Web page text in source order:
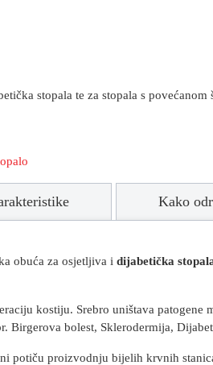
stopala te za stopala s
Kako
obuća za osjetljiva i dijabetička
kostiju. Srebro uništava
Birgerova bolest, Sklerodermija,
potiču proizvodnju bijelih krvnih